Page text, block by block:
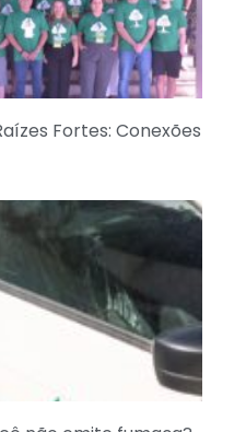
Fortes: Conexões